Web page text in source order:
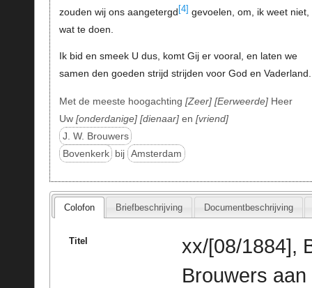
zouden wij ons aangetergd [4] gevoelen, om, ik weet niet,
wat te doen.
Ik bid en smeek U dus, komt Gij er vooral, en laten we
samen den goeden strijd strijden voor God en Vaderland.
Met de meeste hoogachting Zeer Eerweerde Heer
Uw onderdanige dienaar en vriend
J. W. Brouwers
Bovenkerk bij Amsterdam
Colofon Briefbeschrijving Documentbeschrijving
Titel
xx/[08/1884],
Brouwers